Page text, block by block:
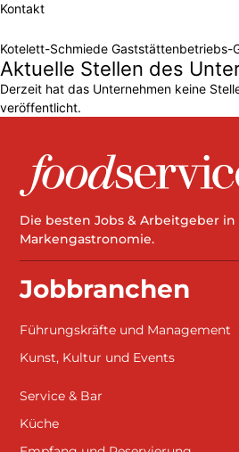
Kontakt
Kotelett-Schmiede Gaststättenbetriebs-
Aktuelle Stellen des
Derzeit hat das Unternehmen keine
veröffentlicht.
Die besten Jobs & Arbeitgeber in
Markengastronomie.
Jobbranchen
Führungskräfte und Management
Kunst, Kultur und Events
Service & Bar
Küche